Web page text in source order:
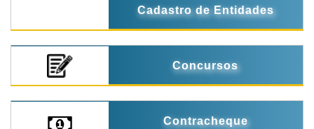
Cadastro de Entidades
Concursos
Contracheque